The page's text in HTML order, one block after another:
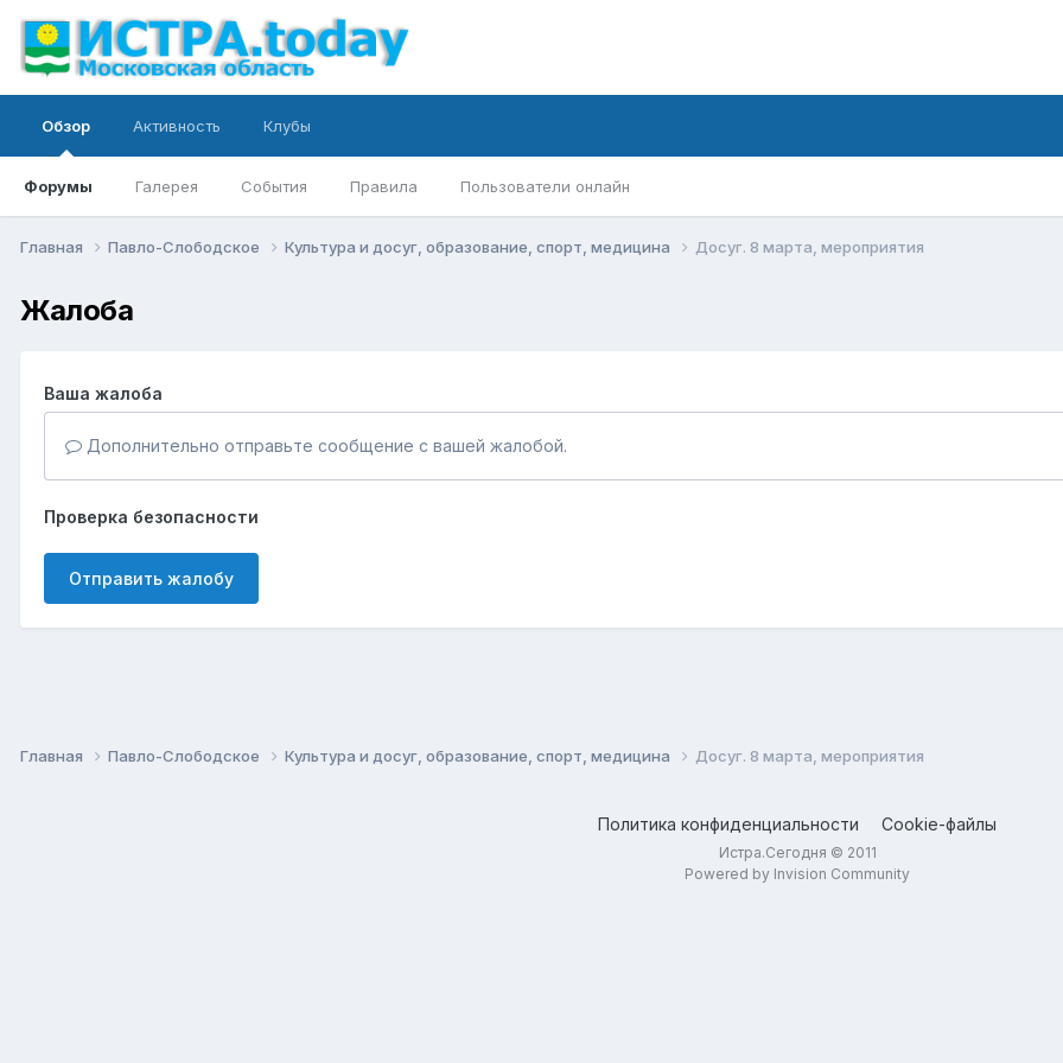
Обзор
Форумы Галерея События Правила Пользователи онлайн
Активность Клубы
Главная Павло-Слободское Культура и досуг, образование, спорт, медицина Досуг. 8 марта, мероприятия
Жалоба
Ваша жалоба
Дополнительно отправьте сообщение с вашей жалобой.
Проверка безопасности
Отправить жалобу
Главная Павло-Слободское Культура и досуг, образование, спорт, медицина Досуг. 8 марта, мероприятия
Политика конфиденциальности Cookie-файлы
Истра.Сегодня © 2011
Powered by Invision Community